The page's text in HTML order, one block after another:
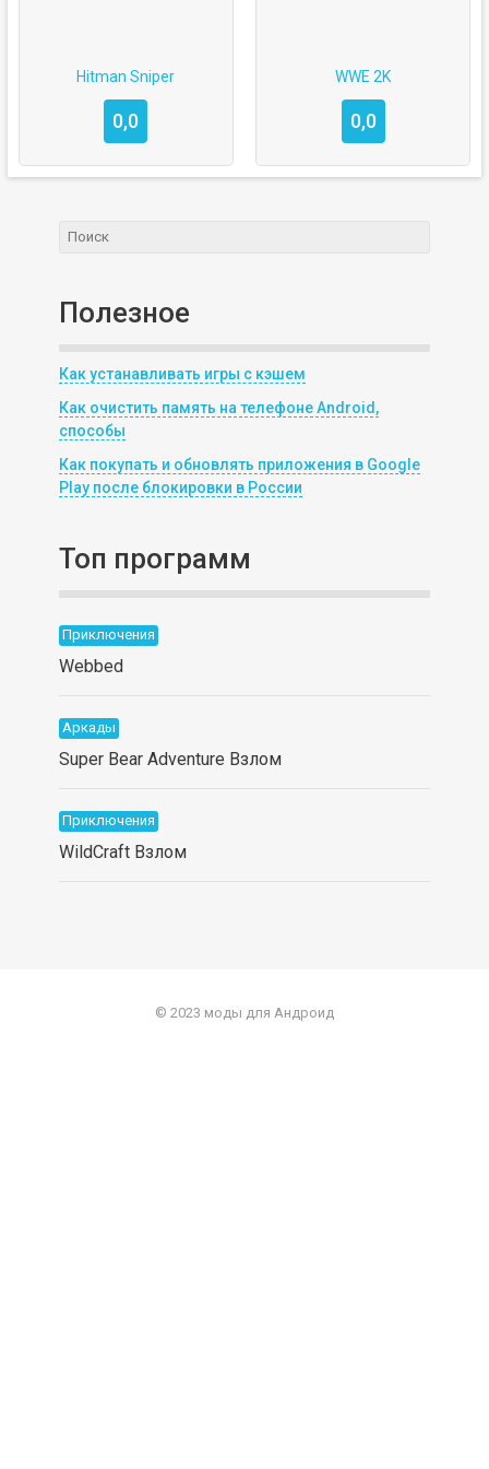
Hitman Sniper
0,0
WWE 2K
0,0
Полезное
Как устанавливать игры с кэшем
Как очистить память на телефоне Android,
способы
Как покупать и обновлять приложения в Google
Play после блокировки в России
Топ программ
Приключения
Webbed
Аркады
Super Bear Adventure Взлом
Приключения
WildCraft Взлом
© 2023 моды для Андроид